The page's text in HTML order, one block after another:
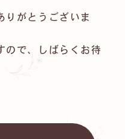
シーポリシー
りがとうございま
ので、しばらくお待